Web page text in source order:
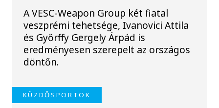
A VESC-Weapon Group két fiatal
veszprémi tehetsége, Ivanovici Attila
és Győrffy Gergely Árpád is
eredményesen szerepelt az országos
döntőn.
KÜZDŐSPORTOK